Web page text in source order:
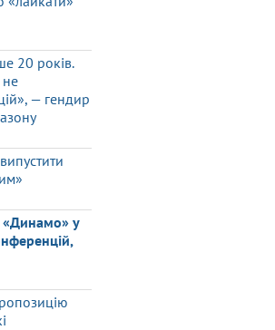
20 років.
— гендир
«Динамо» у